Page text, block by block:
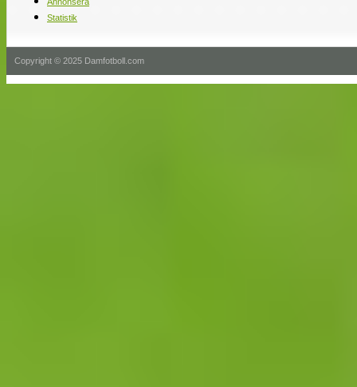
Statistik
Copyright © 2025 Damfotboll.com